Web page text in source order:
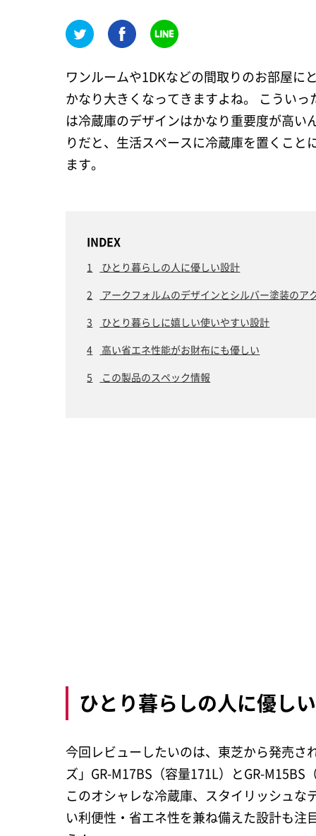
ワンルームや1DKなどの間取りのお部屋に
かなり大きくなってきますよね。 こうい
は冷蔵庫のデザインはかなり重要度が高い
りだと、生活スペースに冷蔵庫を置くこと
ます。
INDEX
1 ひとり暮らしの人に優しい設計
2 アークフォルムのデザインとシルバー塗装のア
3 ひとり暮らしに嬉しい使いやすい設計
4 高い省エネ性能がお財布にも優しい
5 この製品のスペック情報
ひとり暮らしの人に優し
今回レビューしたいのは、東芝から発売さ
ズ」GR-M17BS（容量171L）とGR-M15BS
このオシャレな冷蔵庫、スタイリッシュな
い利便性・省エネ性を兼ね備えた設計も注